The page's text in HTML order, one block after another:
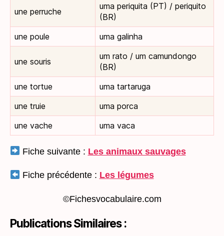
une perruche
uma periquita (PT) / periquito
(BR)
une poule
uma galinha
une souris
um rato / um camundongo
(BR)
une tortue
uma tartaruga
une truie
uma porca
une vache
uma vaca
Fiche suivante : Les animaux sauvages
Fiche précédente : Les légumes
©Fichesvocabulaire.com
Publications Similaires :